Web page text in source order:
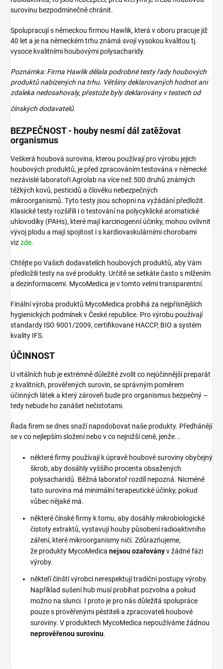
surovinu bezpodmínečně chránit.
Spolupracují s německou firmou Hawlik, která v oboru pracuje již
40 let a je na německém trhu známá svojí vysokou kvalitou tj.
vysoce kvalitními houbovými polysacharidy.
Poznámka: Firma Hawlik dělala podrobné testy řady houbových
produktů nabízených na trhu. Většiny deklarovaných hodnot ani
zdaleka nedosahovaly, přestože byly deklarovány v testech od
čínských dodavatelů.
BEZPEČNOST - houby nesmí dál zatěžovat
organismus
Veškerá houbová surovina, kterou používají pro výrobu jejich
houbových produktů, je před zpracováním testována v německé
nezávislé laboratoři Agrolab na více než 500 druhů známých
těžkých kovů, pesticidů a člověku nebezpečných
mikroorganismů. Tyto testy jsou schopni na vyžádání předložit.
Klasické testy rozšířili i o testování na polycyklické aromatické
uhlovodíky (PAHs), které mají karcinogenní účinky, mohou ovlivnit
vývoj plodu a mají spojitost i s kardiovaskulárními chorobami
vizzde.
Chtějte po Vašich dodavatelích houbových produktů, aby Vám
předložili testy na své produkty. Určitě se setkáte často s mlžením
a dezinformacemi. MycoMedica je v tomto velmi transparentní.
Finální výroba produktů MycoMedica probíhá za nejpřísnějších
hygienických podmínek v České republice. Pro výrobu používají
standardy ISO 9001/2009, certifikované HACCP, BIO a systém
kvality IFS.
ÚČINNOST
U vitálních hub je extrémně důležité zvolit co nejúčinnější preparát
z kvalitních, prověřených surovin, se správným poměrem
účinných látek a který zároveň bude pro organismus bezpečný –
tedy nebude ho zanášet nečistotami.
Řada firem se dnes snaží napodobovat naše produkty. Předhánějí
se v co nejlepším složení nebo v co nejnižší ceně, jenže...
některé firmy používají k úpravě houbové suroviny obyčejný
škrob, aby dosáhly vyššího procenta obsažených
polysacharidů. Běžná laboratoř rozdíl nepozná. Nicméně
tato surovina má minimální terapeutické účinky, pokud
vůbec nějaké má.
některé čínské firmy k tomu, aby dosáhly mikrobiologické
čistoty extraktů, vystavují houby působení radioaktivního
záření, které mikroorganismy ničí. Zdůrazňujeme,
že produkty MycoMedica nejsou ozařoványv žádné fázi
výroby.
někteří čínští výrobci nerespektují tradiční postupy výroby.
Například sušení hub musí probíhat pozvolna a pokud
možno na slunci. I proto je pro nás důležitá spolupráce
pouze s prověřenými pěstiteli a zpracovateli houbové
suroviny. V produktech MycoMedica nepoužíváme žádnou
neprověřenou surovinu.